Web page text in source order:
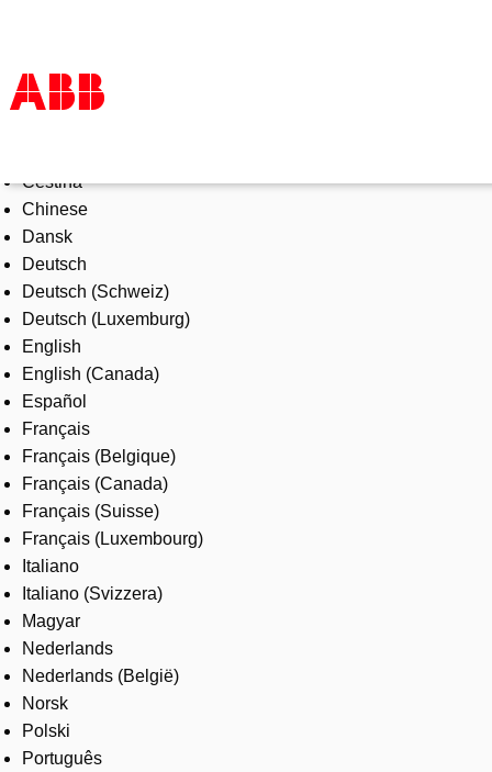
Products & Solutions
Industries
Services
About us
Where to buy
Contact us
Careers
Čeština
Chinese
Dansk
Deutsch
Deutsch (Schweiz)
Deutsch (Luxemburg)
English
English (Canada)
Español
Français
Français (Belgique)
Français (Canada)
Français (Suisse)
Français (Luxembourg)
Italiano
Italiano (Svizzera)
Magyar
Nederlands
Nederlands (België)
Norsk
Polski
Português